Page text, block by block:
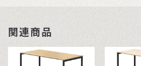
関連商品